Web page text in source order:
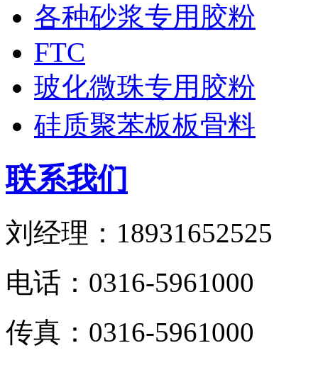
各种砂浆专用胶粉
FTC
玻化微珠专用胶粉
硅质聚苯板板骨料
联系我们
刘经理：18931652525
电话：0316-5961000
传真：0316-5961000